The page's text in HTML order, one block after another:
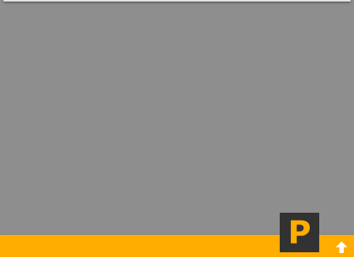
